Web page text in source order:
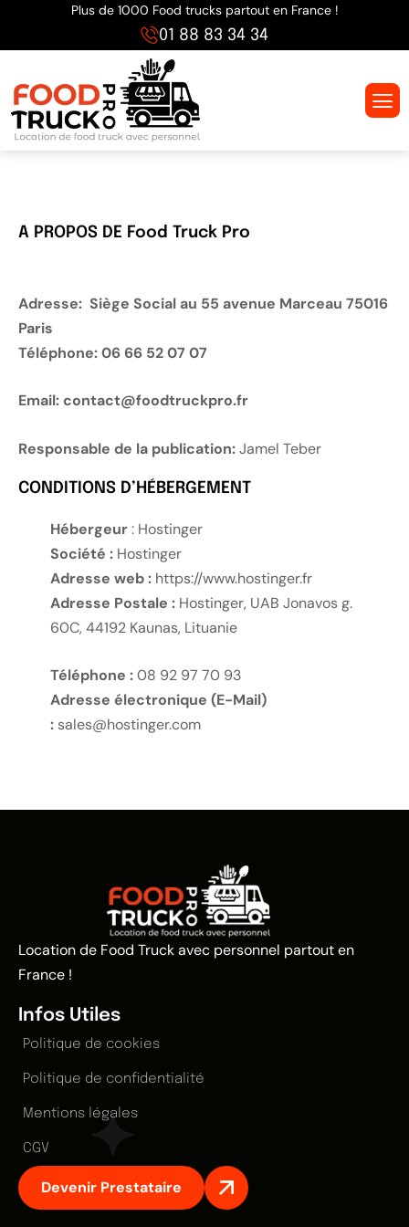
Plus de 1000 Food trucks partout en France !
01 88 83 34 34
A PROPOS DE Food Truck Pro
Adresse: Siège Social au 55 avenue Marceau 75016
Paris
Téléphone: 06 66 52 07 07
Email: contact@foodtruckpro.fr
Responsable de la publication:Jamel Teber
CONDITIONS D’HÉBERGEMENT
Hébergeur: Hostinger
Société : Hostinger
Adresse web : https://www.hostinger.fr
Adresse Postale : Hostinger, UAB Jonavos g.
60C, 44192 Kaunas, Lituanie
Téléphone :08 92 97 70 93
Adresse électronique (E-Mail)
: sales@hostinger.com
Location de Food Truck avec personnel partout en
France !
Infos Utiles
Politique de cookies
Politique de confidentialité
Mentions légales
CGV
Devenir Prestataire